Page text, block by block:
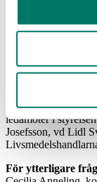
dagligvaruhandeln
annat inom
Ordförandeskapet
Eric Lundberg, vd
ordförandeskapet,
ledamöter i
Josefsson, vd Lidl
För ytterligare